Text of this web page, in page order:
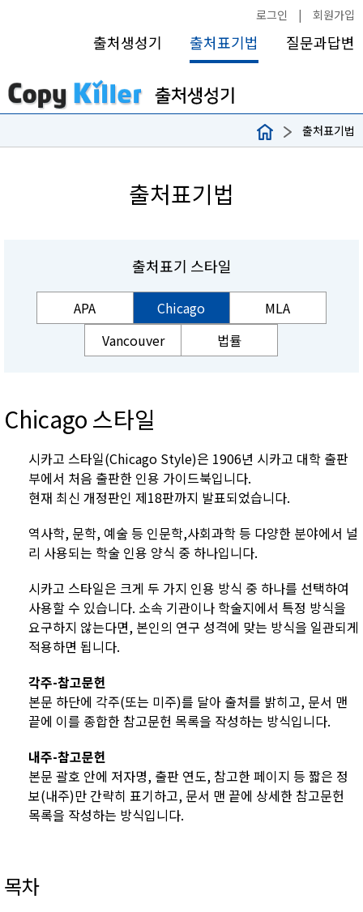
로그인 | 회원가입
출처생성기 출처표기법 질문과답변
출처표기법
출처표기법
출처표기 스타일
APA Chicago
MLA
Vancouver
법률
Chicago 스타일
시카고 스타일(Chicago Style)은 1906년 시카고 대학 출판
부에서 처음 출판한 인용 가이드북입니다.
현재 최신 개정판인 제18판까지 발표되었습니다.
역사학, 문학, 예술 등 인문학,사회과학 등 다양한 분야에서 널
리 사용되는 학술 인용 양식 중 하나입니다.
시카고 스타일은 크게 두 가지 인용 방식 중 하나를 선택하여
사용할 수 있습니다. 소속 기관이나 학술지에서 특정 방식을
요구하지 않는다면, 본인의 연구 성격에 맞는 방식을 일관되게
적용하면 됩니다.
각주-참고문헌
본문 하단에 각주(또는 미주)를 달아 출처를 밝히고, 문서 맨
끝에 이를 종합한 참고문헌 목록을 작성하는 방식입니다.
내주-참고문헌
본문 괄호 안에 저자명, 출판 연도, 참고한 페이지 등 짧은 정
보(내주)만 간략히 표기하고, 문서 맨 끝에 상세한 참고문헌
목록을 작성하는 방식입니다.
목차